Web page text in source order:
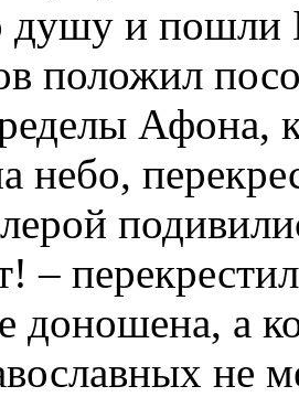
душу и пошли
положил
Афона,
небо,
–
доношена, а
не